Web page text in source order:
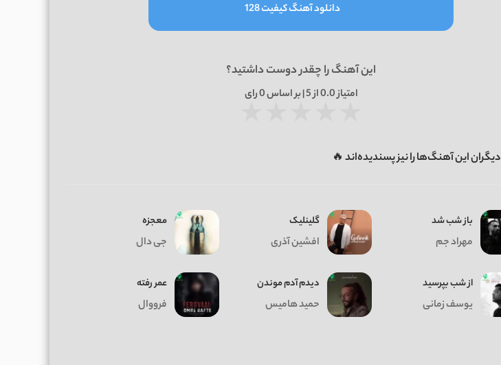
دانلود آهنگ کیفیت 128
این آهنگ را چقدر دوست داشتید؟
امتیاز0.0از 5 | بر اساس 0رای
دیگران این آهنگ‌ها را نیز پسندیده‌اند 🔥
باز شب شد
مهراد جم
گلینلیک
افشین آذری
معجزه
جی دال
از شب بپرسید
یوسف زمانی
دیدم آدم موندن
حمید هامیس
عمر رفته
فرووال